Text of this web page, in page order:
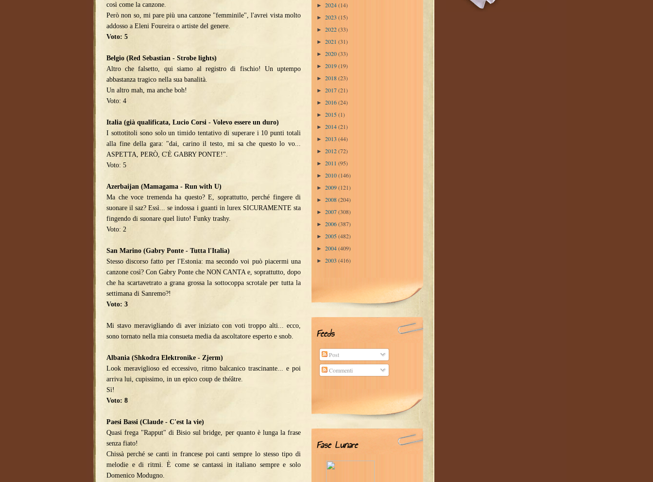
così come la canzone.
Però non so, mi pare più una canzone "femminile", l'avrei vista molto
addosso a Eleni Foureira o artiste del genere.
Voto: 5
Belgio (Red Sebastian - Strobe lights)
Altro che falsetto, qui siamo al registro di fischio! Un uptempo
abbastanza tragico nella sua banalità.
Un altro mah, ma anche boh!
Voto: 4
Italia (già qualificata, Lucio Corsi - Volevo essere un duro)
I sottotitoli sono solo un timido tentativo di superare i 10 punti totali
alla fine della gara: "dai, carino il testo, mi sa che questo lo vo...
ASPETTA, PERÒ, C'È GABRY PONTE!".
Voto: 5
Azerbaijan (Mamagama - Run with U)
Ma che voce tremenda ha questo? E, soprattutto, perché fingere di
suonare il saz? Essì... se indossa i guanti in lurex SICURAMENTE sta
fingendo di suonare quel liuto! Funky trashy.
Voto: 2
San Marino (Gabry Ponte - Tutta l'Italia)
Stesso discorso fatto per l'Estonia: ma secondo voi può piacermi una
canzone così? Con Gabry Ponte che NON CANTA e, soprattutto, dopo
che ha scartavetrato a grana grossa la sottocoppa scrotale per tutta la
settimana di Sanremo?!
Voto: 3
Mi stavo meravigliando di aver iniziato con voti troppo alti... ecco,
sono tornato nella mia consueta media da ascoltatore esperto e snob.
Albania (Shkodra Elektronike - Zjerm)
Look meraviglioso ed eccessivo, ritmo balcanico trascinante... e poi
arriva lui, cupissimo, in un epico coup de théâtre.
Sì!
Voto: 8
Paesi Bassi (Claude - C'est la vie)
Quasi frega "Rapput" di Bisio sul bridge, per quanto è lunga la frase
senza fiato!
Chissà perché se canti in francese poi canti sempre lo stesso tipo di
melodie e di ritmi. È come se cantassi in italiano sempre e solo
Domenico Modugno.
► 2024(14)
► 2023 (15)
► 2022(33)
► 2021 (31)
► 2020(33)
► 2019(19)
► 2018(23)
► 2017(21)
► 2016(24)
► 2015(1)
► 2014(21)
► 2013 (44)
► 2012(72)
► 2011 (95)
► 2010(146)
► 2009(121)
► 2008(204)
► 2007(308)
► 2006(387)
► 2005(482)
► 2004(409)
► 2003 (416)
Feeds
Post
Commenti
Fase Lunare